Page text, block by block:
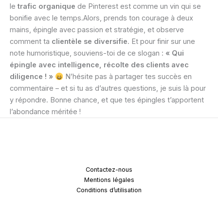
le trafic organique de Pinterest est comme un vin qui se
bonifie avec le temps.Alors, prends ton courage à deux
mains, épingle avec passion et stratégie, et observe
comment ta clientèle se diversifie. Et pour finir sur une
note humoristique, souviens-toi de ce slogan : « Qui
épingle avec intelligence, récolte des clients avec
diligence ! »
N’hésite pas à partager tes succès en
commentaire – et si tu as d’autres questions, je suis là pour
y répondre. Bonne chance, et que tes épingles t’apportent
l’abondance méritée !
Contactez-nous
Mentions légales
Conditions d’utilisation